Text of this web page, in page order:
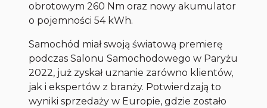
obrotowym 260 Nm oraz nowy akumulator
o pojemności 54 kWh.
Samochód miał swoją światową premierę
podczas Salonu Samochodowego w Paryżu
2022, już zyskał uznanie zarówno klientów,
jak i ekspertów z branży. Potwierdzają to
wyniki sprzedaży w Europie, gdzie zostało